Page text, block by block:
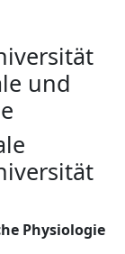
und
Physiologie